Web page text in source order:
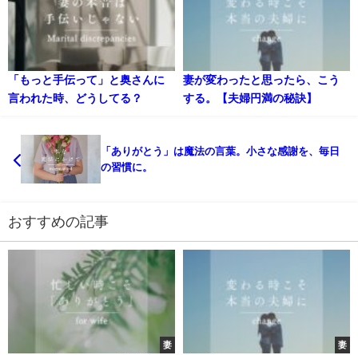
「もっと手伝って」と奥さんに
言われた時、どうしてる？
妻が変わったと思ったら、こう
する。【夫婦円満の秘訣】
「ありがとう」は魔法の言葉。小さな感謝を、毎日
の習慣に。
おすすめの記事
妻 妻